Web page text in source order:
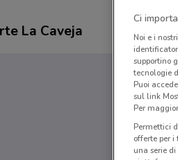
La Caveja
Ci
Noi e i nostri
supportino
tecnologie
Puoi
sul link
Per
Permettici
offerte per
una serie